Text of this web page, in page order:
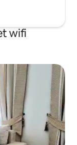
wifi